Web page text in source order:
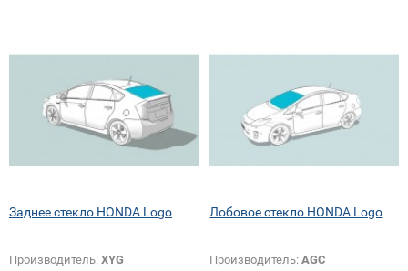
Заднее стекло HONDA Logo
Производитель: XYG
Лобовое стекло HONDA Logo
Производитель:AGC